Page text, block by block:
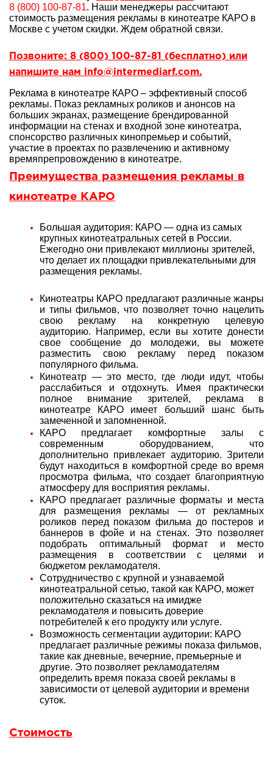
8 (800) 100-87-81. Наши менеджеры рассчитают
стоимость размещения рекламы в кинотеатре КАРО в
Москве с учетом скидки. Ждем обратной связи.
Позвоните: 8 (800) 100-87-81 (бесплатно) или
напишите нам info@intermediarf.com.
Реклама в кинотеатре КАРО – эффективный способ
рекламы. Показ рекламных роликов и анонсов на
больших экранах, размещение брендированной
информации на стенах и входной зоне кинотеатра,
спонсорство различных кинопремьер и событий,
участие в проектах по развлечению и активному
времяпрепровождению в кинотеатре.
Преимущества размещения рекламы в
кинотеатре КАРО
Большая аудитория: КАРО — одна из самых
крупных кинотеатральных сетей в России.
Ежегодно они привлекают миллионы зрителей,
что делает их площадки привлекательными для
размещения рекламы.
Кинотеатры КАРО предлагают различные жанры
и типы фильмов, что позволяет точно нацелить
свою рекламу на конкретную целевую
аудиторию. Например, если вы хотите донести
свое сообщение до молодежи, вы можете
разместить свою рекламу перед показом
популярного фильма.
Кинотеатр — это место, где люди идут, чтобы
расслабиться и отдохнуть. Имея практически
полное внимание зрителей, реклама в
кинотеатре КАРО имеет больший шанс быть
замеченной и запомненной.
КАРО предлагает комфортные залы с
современным оборудованием, что
дополнительно привлекает аудиторию. Зрители
будут находиться в комфортной среде во время
просмотра фильма, что создает благоприятную
атмосферу для восприятия рекламы.
КАРО предлагает различные форматы и места
для размещения рекламы — от рекламных
роликов перед показом фильма до постеров и
баннеров в фойе и на стенах. Это позволяет
подобрать оптимальный формат и место
размещения в соответствии с целями и
бюджетом рекламодателя.
Сотрудничество с крупной и узнаваемой
кинотеатральной сетью, такой как КАРО, может
положительно сказаться на имидже
рекламодателя и повысить доверие
потребителей к его продукту или услуге.
Возможность сегментации аудитории: КАРО
предлагает различные режимы показа фильмов,
такие как дневные, вечерние, премьерные и
другие. Это позволяет рекламодателям
определить время показа своей рекламы в
зависимости от целевой аудитории и времени
суток.
Стоимость